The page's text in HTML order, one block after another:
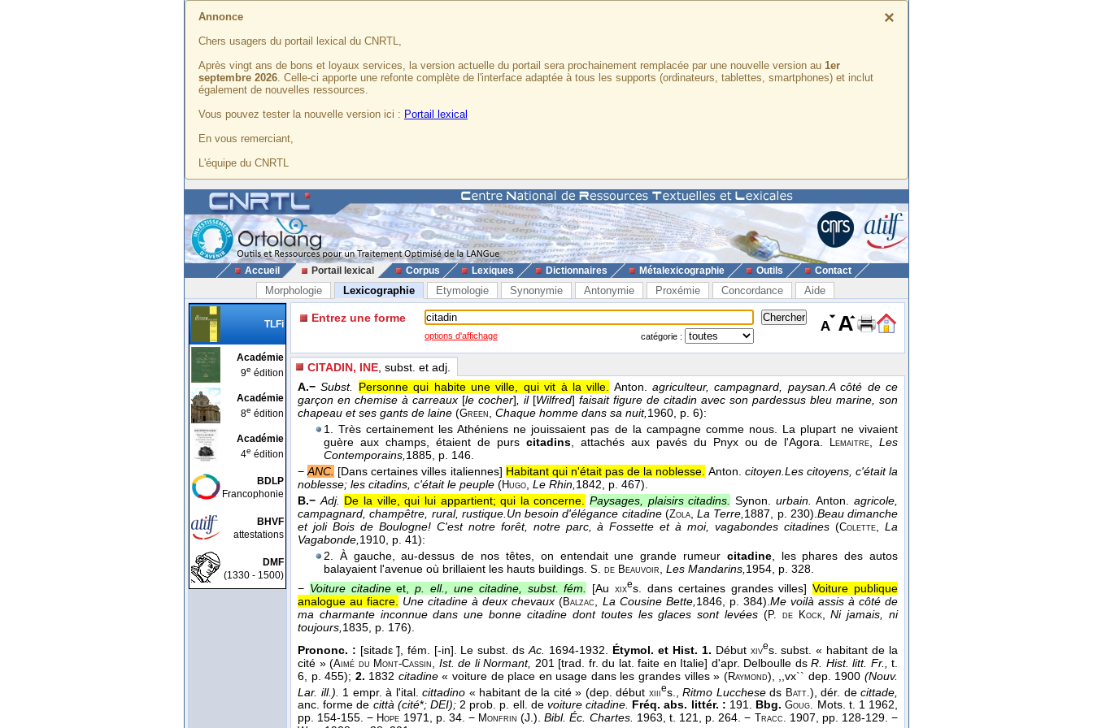
×
Annonce
Chers usagers du portail lexical du CNRTL,
Après vingt ans de bons et loyaux services, la version actuelle du portail sera prochainement remplacée par une nouvelle version au 1er
septembre 2026. Celle-ci apporte une refonte complète de l'interface adaptée à tous les supports (ordinateurs, tablettes, smartphones) et inclut
également de nouvelles ressources.
Vous pouvez tester la nouvelle version ici : Portail lexical
En vous remerciant,
L'équipe du CNRTL
Accueil Portail lexical Corpus Lexiques Dictionnaires Métalexicographie Outils Contact
Morphologie Lexicographie Etymologie Synonymie Antonymie Proxémie Concordance Aide
TLFi
Académie
9e édition
Académie
8e édition
Académie
4e édition
BDLP
Francophonie
BHVF
attestations
DMF
(1330 - 1500)
Entrez une forme
options d'affichage catégorie :
CITADIN, INE , subst. et adj.
A.− Subst. Personne qui habite une ville, qui vit à la ville. Anton.agriculteur, campagnard, paysan.A côté de ce
garçon en chemise à carreaux [le cocher], il[Wilfred] faisait figure de citadin avec son pardessus bleu marine, son
chapeau et ses gants de laine (Green, Chaque homme dans sa nuit,1960, p. 6):
1. Très certainement les Athéniens ne jouissaient pas de la campagne comme nous. La plupart ne vivaient
guère aux champs, étaient de purs citadins, attachés aux pavés du Pnyx ou de l'Agora. Lemaitre, Les
Contemporains,1885, p. 146.
−ANC. [Dans certaines villes italiennes] Habitant qui n'était pas de la noblesse. Anton. citoyen.Les citoyens, c'était la
noblesse; les citadins, c'était le peuple (Hugo, Le Rhin,1842, p. 467).
B.− Adj. De la ville, qui lui appartient; qui la concerne. Paysages, plaisirs citadins. Synon. urbain.Anton.agricole,
campagnard, champêtre, rural, rustique.Un besoin d'élégance citadine(Zola, La Terre,1887, p. 230).Beau dimanche
et joli Bois de Boulogne! C'est notre forêt, notre parc, à Fossette et à moi, vagabondes citadines (Colette,La
Vagabonde,1910, p. 41):
2. À gauche, au-dessus de nos têtes, on entendait une grande rumeur citadine, les phares des autos
balayaient l'avenue où brillaient les hauts buildings. S. de Beauvoir, Les Mandarins,1954, p. 328.
− Voiture citadineet,p. ell., une citadine, subst. fém. [Auxixes. dans certaines grandes villes] Voiture publique
analogue au fiacre.
Une citadine à deux chevaux(Balzac La Cousine Bette, 1846, p. 384). Me voilà assis à côté de
ma charmante inconnue dans une bonne citadine dont toutes les glaces sont levées (P. de Kock,Ni jamais, ni
toujours, 1835 , p. 176).
Prononc. : [sitadε ̃], fém. [-in]. Le subst. dsAc. 1694-1932. Étymol. et Hist. 1. Début xives. subst. « habitant de la
cité » (Aimé du Mont-Cassin Ist. de li Normant, 201 [trad. fr. du lat. faite en Italie] d'apr. Delboulle ds R. Hist. litt. Fr.,
t.
6, p. 455); 2. 1832 citadine« voiture de place en usage dans les grandes villes » (Raymond), ,,vx`` dep. 1900(Nouv.
Lar. ill.).
1 empr. à l'ital. cittadino « habitant de la cité » (dep. début xiiies., Ritmo Luccheseds Batt. ), dér. de cittade,
anc. forme de città (cité*; DEI);2 prob. p. ell. de voiture citadine. Fréq. abs. littér. : 191. Bbg. Goug. Mots. t. 1 1962,
pp. 154-155. − Hope 1971, p. 34. − Monfrin (J.).Bibl. Éc. Chartes. 1963, t. 121, p. 264. − Tracc. 1907, pp. 128-129. −